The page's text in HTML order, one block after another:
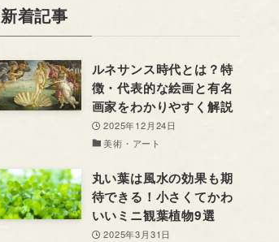
新着記事
ルネサンス時代とは？特
徴・代表的な絵画と有名
画家をわかりやすく解説
2025年12月24日
美術・アート
丸い葉は風水の効果も期
待できる！小さくてかわ
いいミニ観葉植物9選
2025年3月31日